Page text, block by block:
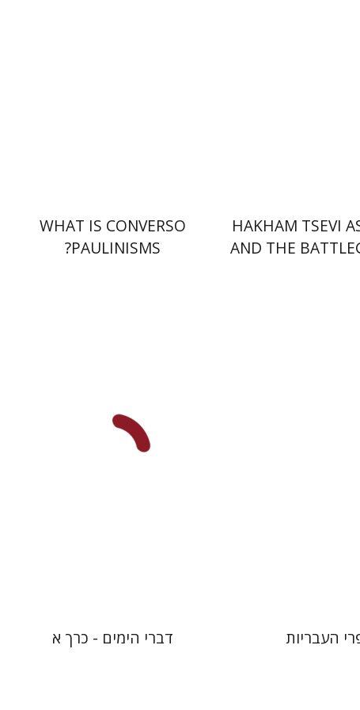
HAKHAM TSEVI
AND THE
WHAT IS CONVERSO
PAULINISMS?
העבריות דברי הימים - כרך א